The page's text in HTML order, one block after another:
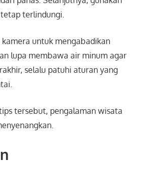
terlindungi.
untuk mengabadikan
lupa membawa air minum agar
selalu patuhi aturan yang
tersebut, pengalaman wisata